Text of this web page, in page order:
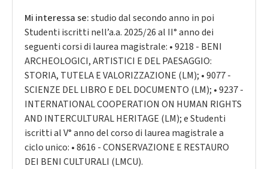
Mi interessa se:studio dal secondo anno in poi
Studenti iscritti nell’a.a. 2025/26 al II° anno dei
seguenti corsi di laurea magistrale: • 9218 - BENI
ARCHEOLOGICI, ARTISTICI E DEL PAESAGGIO:
STORIA, TUTELA E VALORIZZAZIONE (LM); • 9077 -
SCIENZE DEL LIBRO E DEL DOCUMENTO (LM); • 9237 -
INTERNATIONAL COOPERATION ON HUMAN RIGHTS
AND INTERCULTURAL HERITAGE (LM); e Studenti
iscritti al V° anno del corso di laurea magistrale a
ciclo unico: • 8616 - CONSERVAZIONE E RESTAURO
DEI BENI CULTURALI (LMCU).